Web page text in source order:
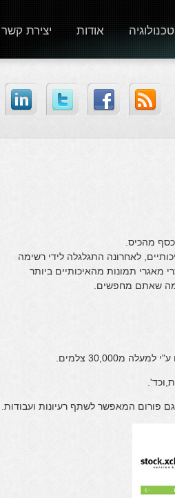
יצירת קשר אודות טכנולוגיה
כסף מהכיס.
לאחרונה התגלגלה לידי רשימה
מדובר באתרי מאגרי תמונות מהאיכותיים ביותר
מה שאתם מחפשים.
פורום המאפשר לשתף רעיונות ועבודות.